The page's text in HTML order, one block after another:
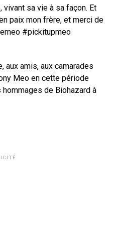
vivant sa vie à sa façon. Et
paix mon frère, et merci de
#pickitupmeo
aux amis, aux camarades
Meo en cette période
de Biohazard à